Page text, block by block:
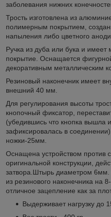
заболевания нижних
Трость изготовлена из
полимерным покрытием,
напыления либо цветного
Ручка из дуба или бука и имеет
покрытие. Оснащается
декоративным металлическим
Резиновый наконечник имеет
внешний 40 мм.
Для регулирования высоты
кнопочный фиксатор,
(убедившись что кнопка вышла
зафиксировалась в
ножки-25мм.
Оснащена устройством против
оригинальной конструкции,
затвора.Штырь диаметром
из резинового наконечника на
отличное зацепление как за
Выдерживает нагрузку до